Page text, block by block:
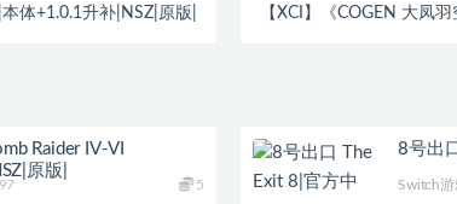
体+1.0.1升补|NSZ|原版|
【XCI】《COGEN 大凤
Raider IV-VI
原版|
5
8号出
Switch游